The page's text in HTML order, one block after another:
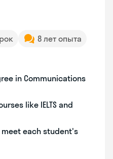
8 лет опыта
in Communications
like IELTS and
meet each student's